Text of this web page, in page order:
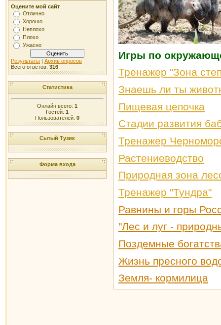
Оцените мой сайт
Отлично
Хорошо
Неплохо
Плохо
Ужасно
Результаты | Архив опросов
Всего ответов: 316
Статистика
Онлайн всего: 1
Гостей: 1
Пользователей: 0
Сытый Тузик
Форма входа
Игры по
Тренажер "Зона
Знаешь ли ты
Пищевая цепочка
Стадии развития
Тренажер
Растениеводство
Природная зона
Тренажер "Тундра"
Равнины и горы
"Лес и луг -
Поздемные
Жизнь пресного
Земля- кормилица